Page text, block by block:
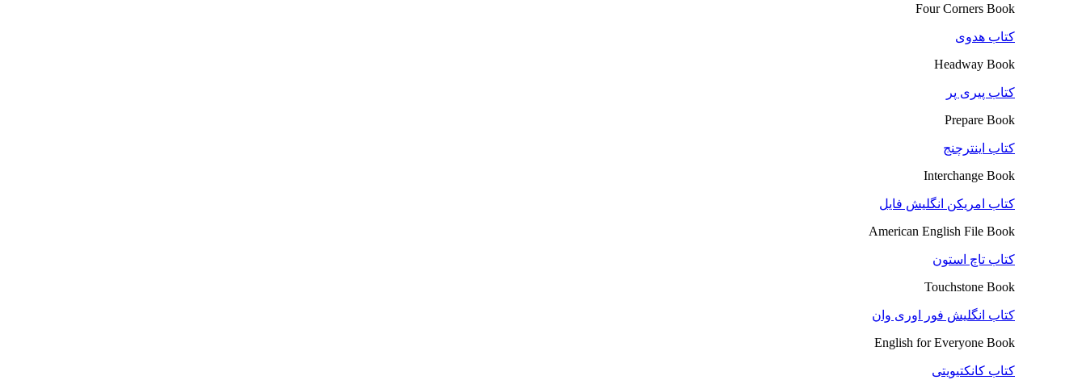
Four Corners Book
کتاب هدوی
Headway Book
کتاب پیری پر
Prepare Book
کتاب اینترچنج
Interchange Book
کتاب امریکن انگلیش فایل
American English File Book
کتاب تاچ استون
Touchstone Book
کتاب انگلیش فور اوری وان
English for Everyone Book
کتاب کانکتیویتی